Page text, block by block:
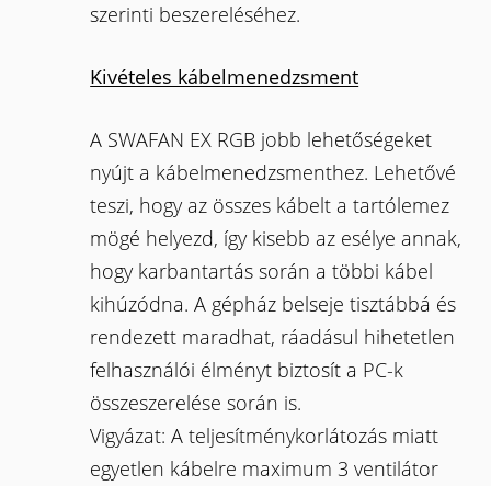
szerinti beszereléséhez.
Kivételes kábelmenedzsment
A SWAFAN EX RGB jobb lehetőségeket
nyújt a kábelmenedzsmenthez. Lehetővé
teszi, hogy az összes kábelt a tartólemez
mögé helyezd, így kisebb az esélye annak,
hogy karbantartás során a többi kábel
kihúzódna. A gépház belseje tisztábbá és
rendezett maradhat, ráadásul hihetetlen
felhasználói élményt biztosít a PC-k
összeszerelése során is.
Vigyázat: A teljesítménykorlátozás miatt
egyetlen kábelre maximum 3 ventilátor